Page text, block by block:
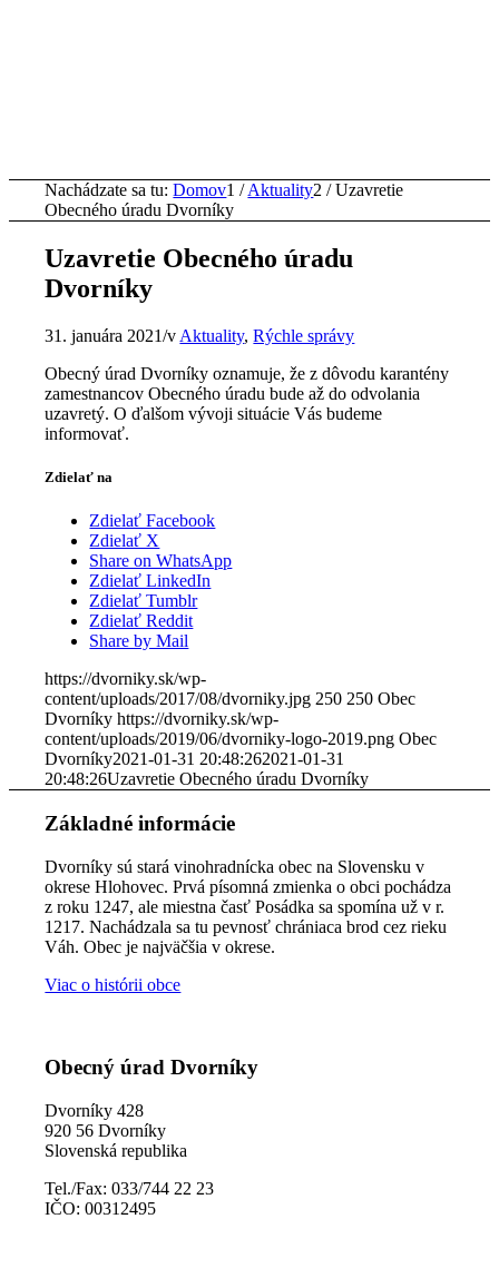
Nachádzate sa tu: Domov1 / Aktuality2 / Uzavretie
Obecného úradu Dvorníky
Uzavretie Obecného úradu
Dvorníky
31. januára 2021/v Aktuality,Rýchle správy
Obecný úrad Dvorníky oznamuje, že z dôvodu karantény
zamestnancov Obecného úradu bude až do odvolania
uzavretý. O ďalšom vývoji situácie Vás budeme
informovať.
Zdielať na
Zdielať Facebook
Zdielať X
Share on WhatsApp
Zdielať LinkedIn
Zdielať Tumblr
Zdielať Reddit
Share by Mail
https://dvorniky.sk/wp-
content/uploads/2017/08/dvorniky.jpg 250 250 Obec
Dvorníky https://dvorniky.sk/wp-
content/uploads/2019/06/dvorniky-logo-2019.png Obec
Dvorníky2021-01-31 20:48:262021-01-31
20:48:26Uzavretie Obecného úradu Dvorníky
Základné informácie
Dvorníky sú stará vinohradnícka obec na Slovensku v
okrese Hlohovec. Prvá písomná zmienka o obci pochádza
z roku 1247, ale miestna časť Posádka sa spomína už v r.
1217. Nachádzala sa tu pevnosť chrániaca brod cez rieku
Váh. Obec je najväčšia v okrese.
Viac o histórii obce
Obecný úrad Dvorníky
Dvorníky 428
920 56 Dvorníky
Slovenská republika
Tel./Fax: 033/744 22 23
IČO: 00312495